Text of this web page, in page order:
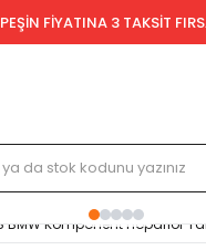
PEŞİN FİYATINA 3 TAKSİT